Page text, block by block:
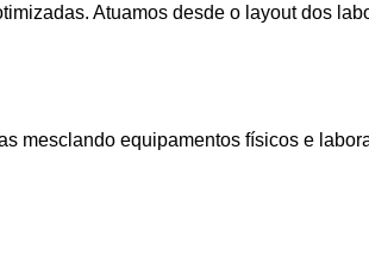
Atuamos desde o layout dos
mesclando equipamentos físicos e